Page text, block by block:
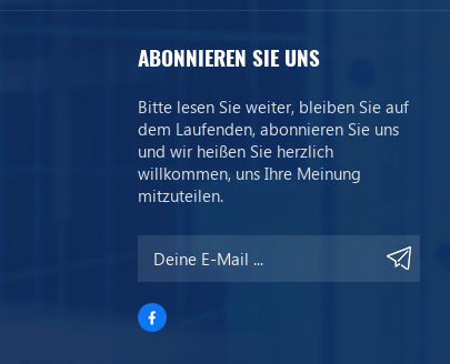
ABONNIEREN SIE UNS
Bitte lesen Sie weiter, bleiben Sie auf
dem Laufenden, abonnieren Sie uns
und wir heißen Sie herzlich
willkommen, uns Ihre Meinung
mitzuteilen.